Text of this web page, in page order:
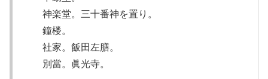
神楽堂。三十番神を置り。
鐘楼。
社家。飯田左膳。
別當。眞光寺。